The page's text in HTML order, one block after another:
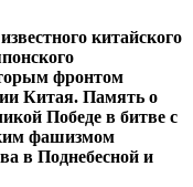
китайского
фронтом
Китая. Память о
Победе в битве с
фашизмом
в Поднебесной и